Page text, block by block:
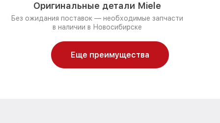
Оригинальные детали Miele
Без ожидания поставок — необходимые запчасти
в наличии в Новосибирске
Еще преимущества